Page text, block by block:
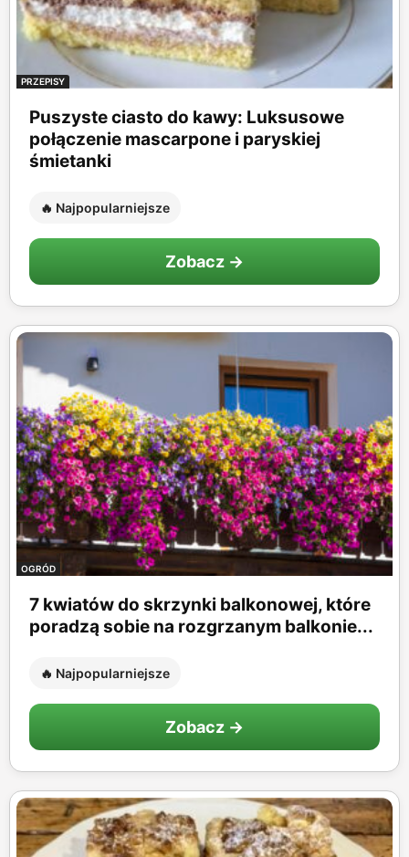
PRZEPISY
Puszyste ciasto do kawy: Luksusowe
połączenie mascarpone i paryskiej
śmietanki
🔥 Najpopularniejsze
Zobacz →
OGRÓD
7 kwiatów do skrzynki balkonowej, które
poradzą sobie na rozgrzanym balkonie...
🔥 Najpopularniejsze
Zobacz →